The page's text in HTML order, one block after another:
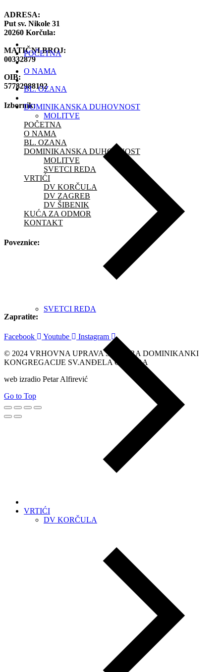
POČETNA
O NAMA
BL. OZANA
DOMINIKANSKA DUHOVNOST
MOLITVE
SVETCI REDA
VRTIĆI
DV KORČULA
ADRESA:
Put sv. Nikole 31
20260 Korčula:
MATIČNI BROJ:
00332879
OIB:
57782988192
Izbornik:
POČETNA
O NAMA
BL. OZANA
DOMINIKANSKA DUHOVNOST
MOLITVE
SVETCI REDA
VRTIĆI
DV KORČULA
DV ZAGREB
DV ŠIBENIK
KUĆA ZA ODMOR
KONTAKT
Poveznice:
Zapratite:
Facebook Youtube
Instagram
© 2024 VRHOVNA UPRAVA SESTARA DOMINIKANKI
KONGREGACIJE SV.ANĐELA ČUVARA
web izradio Petar Alfirević
Go to Top